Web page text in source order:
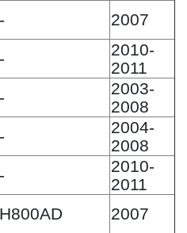
-
2007
-
2010-
2011
-
2003-
2008
-
2004-
2008
-
2010-
2011
H800AD
2007